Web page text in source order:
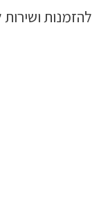
לתוכןלהזמנות ושירות לקוחות